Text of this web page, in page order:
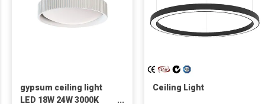
gypsum ceiling light
LED 18W 24W 3000K
Ceiling Light